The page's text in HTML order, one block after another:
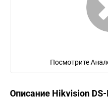
Посмотрите
Описание Hikvision